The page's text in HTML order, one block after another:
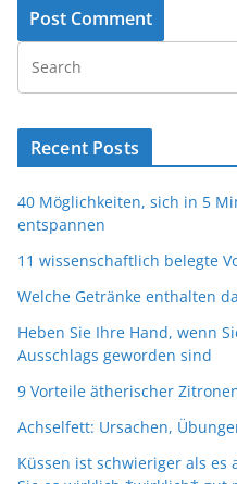
Recent Posts
40 Möglichkeiten, sich in 5
entspannen
11 wissenschaftlich belegte
Welche Getränke enthalten
Heben Sie Ihre Hand, wenn
Ausschlags geworden sind
9 Vorteile ätherischer
Achselfett: Ursachen,
Küssen ist schwieriger als